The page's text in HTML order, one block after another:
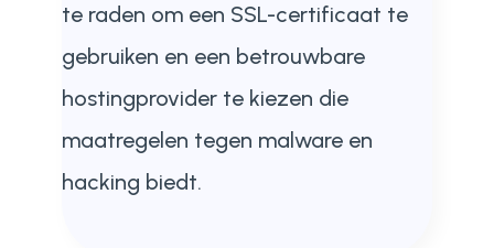
te raden om een SSL-certificaat te
gebruiken en een betrouwbare
hostingprovider te kiezen die
maatregelen tegen malware en
hacking biedt.